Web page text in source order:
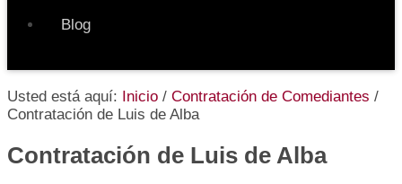
Blog
Usted está aquí: Inicio / Contratación de Comediantes /
Contratación de Luis de Alba
Contratación de Luis de Alba